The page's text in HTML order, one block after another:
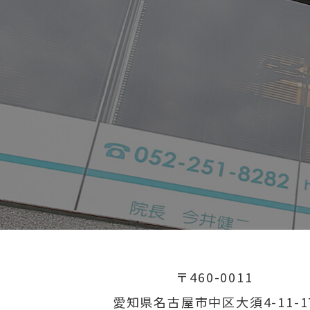
〒460-0011
愛知県名古屋市中区大須4-11-